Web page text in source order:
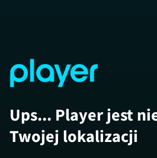
Ups... Player jest
Twojej lokalizacji